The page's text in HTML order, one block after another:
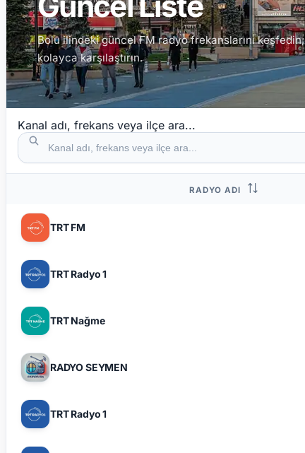
Bolu ilindeki güncel FM radyo frekanslarını
kolayca karşılaştırın.
Kanal adı, frekans veya ilçe ara...
RADYO ADI
TRT FM
TRT Radyo 1
TRT Nağme
RADYO SEYMEN
TRT Radyo 1